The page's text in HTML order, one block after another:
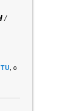
/
TU, o